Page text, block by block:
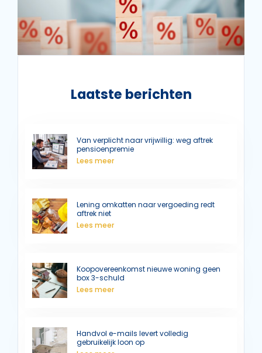
Laatste berichten
Van verplicht naar vrijwillig: weg aftrek
pensioenpremie
Lees meer
Lening omkatten naar vergoeding redt
aftrek niet
Lees meer
Koopovereenkomst nieuwe woning geen
box 3-schuld
Lees meer
Handvol e-mails levert volledig
gebruikelijk loon op